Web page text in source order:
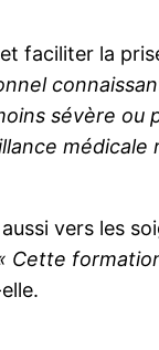
la
sévère ou
vers les
Cette